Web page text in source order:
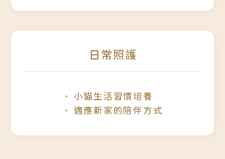
日常照護
小貓生活習慣培養
適應新家的陪伴方式